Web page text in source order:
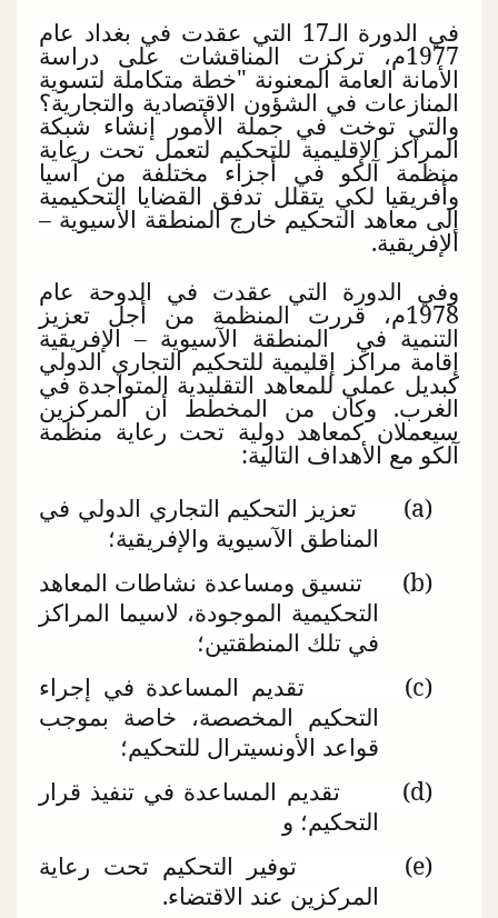
في الدورة الـ17 التي عقدت في بغداد عام
1977م، تركزت المناقشات على دراسة
الأمانة العامة المعنونة "خطة متكاملة لتسوية
المنازعات في الشؤون الاقتصادية والتجارية؟
والتي توخت في جملة الأمور إنشاء شبكة
المراكز الإقليمية للتحكيم لتعمل تحت رعاية
منظمة آلكو في أجزاء مختلفة من آسيا
وأفريقيا لكي يتقلل تدفق القضايا التحكيمية
إلى معاهد التحكيم خارج المنطقة الأسيوية –
الإفريقية.
وفي الدورة التي عقدت في الدوحة عام
1978م، قررت المنظمة من أجل تعزيز
التنمية في المنطقة الآسيوية – الإفريقية
إقامة مراكز إقليمية للتحكيم التجاري الدولي
كبديل عملي للمعاهد التقليدية المتواجدة في
الغرب. وكان من المخطط أن المركزين
سيعملان كمعاهد دولية تحت رعاية منظمة
آلكو مع الأهداف التالية:
)
تعزيز التحكيم التجاري الدولي في
المناطق الآسيوية والإفريقية؛
)
تنسيق ومساعدة نشاطات المعاهد
التحكيمية الموجودة، لاسيما المراكز
في تلك المنطقتين؛
)
تقديم المساعدة في إجراء
التحكيم المخصصة، خاصة بموجب
قواعد الأونسيترال للتحكيم؛
)
تقديم المساعدة في تنفيذ قرار
التحكيم؛ و
)
توفير التحكيم تحت رعاية
المركزين عند الاقتضاء.